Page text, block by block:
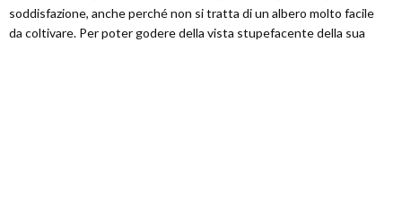
soddisfazione, anche perché non si tratta di un albero molto facile
da coltivare. Per poter godere della vista stupefacente della sua